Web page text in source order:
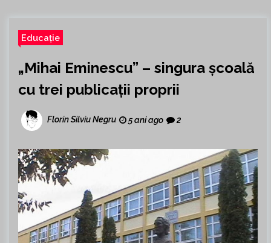
Educație
„Mihai Eminescu” – singura școală
cu trei publicații proprii
Florin Silviu Negru 5 ani ago 2